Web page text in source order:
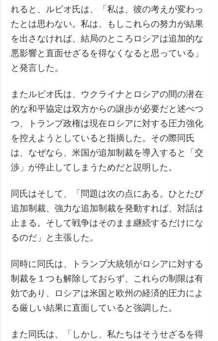
れると、ルビオ氏は、「私は、彼の考えが変わっ
たとは思わない。私は、もしこれらの努力が結果
を出さなければ、結局のところロシアは追加的な
悪影響と直面せざるを得なくなると思っている」
と発言した。
またルビオ氏は、ウクライナとロシアの間の潜在
的な和平協定は双方からの譲歩が必要だと述べつ
つ、トランプ政権は現在ロシアに対する圧力強化
を控えようとしていると指摘した。その際同氏
は、なぜなら、米国が追加制裁を導入すると「交
渉」が停止してしまうためだと説明した。
同氏はそして、「問題は次の点にある。ひとたび
追加制裁、強力な追加制裁を発動すれば、対話は
止まる。そして戦争はそのまま継続するだけにな
るのだ」と主張した。
同時に同氏は、トランプ大統領がロシアに対する
制裁を１つも解除しておらず、これらの制限は有
効であり、ロシアは米国と欧州の経済的圧力によ
る厳しい結果に直面していると強調した。
また同氏は、「しかし、私たちはそうせざるを得